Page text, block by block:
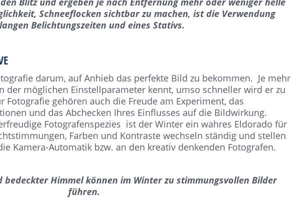
Schneeflocken sichtbar zu machen, ist die Verwendung
Belichtungszeiten und eines Stativs.
darum, auf Anhieb das perfekte Bild zu bekommen. Je mehr
der möglichen Einstellparameter kennt, umso schneller wird er zu
Fotografie gehören auch die Freude am Experiment, das
und das Abchecken Ihres Einflusses auf die Bildwirkung.
Fotografenspezies ist der Winter ein wahres Eldorado für
Farben und Kontraste wechseln ständig und stellen
Kamera-Automatik bzw. an den kreativ denkenden Fotografen.
bedeckter Himmel können im Winter zu stimmungsvollen Bilder
führen.